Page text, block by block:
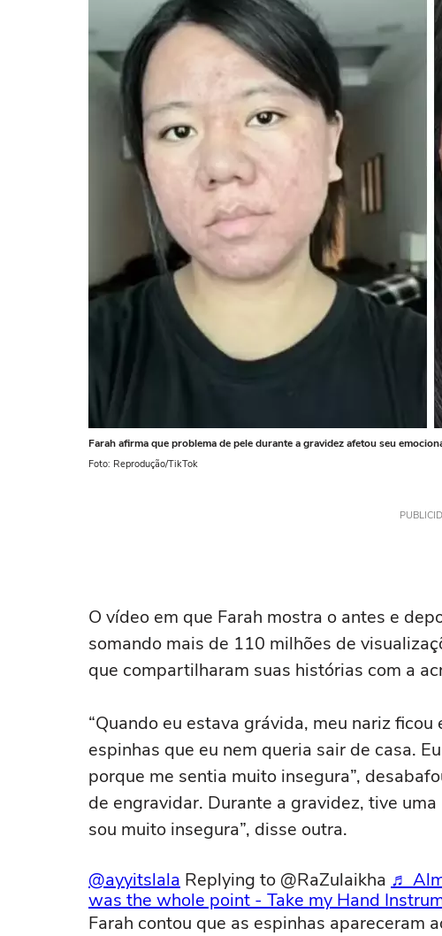
Farah afirma que problema de pele durante a gravidez afetou seu
Foto: Reprodução/TikTok
O vídeo em que Farah mostra o antes e
somando mais de 110 milhões de
que compartilharam suas histórias com a
“Quando eu estava grávida, meu nariz
espinhas que eu nem queria sair de casa.
porque me sentia muito insegura”,
de engravidar. Durante a gravidez, tive
sou muito insegura”, disse outra.
@ayyitslala Replying to @RaZulaikha ♬
was the whole point - Take my Hand
Farah contou que as espinhas apareceram